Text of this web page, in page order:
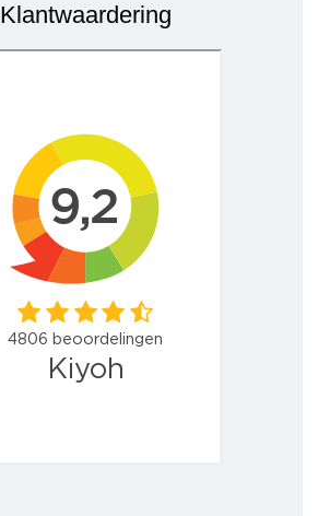
Klantwaardering